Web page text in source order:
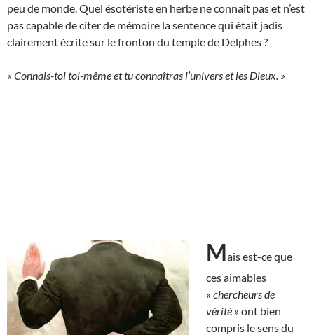
peu de monde. Quel ésotériste en herbe ne connaît pas et n’est
pas capable de citer de mémoire la sentence qui était jadis
clairement écrite sur le fronton du temple de Delphes ?
« Connais-toi toi-même et tu connaîtras l’univers et les Dieux. »
Mais est-ce que
ces aimables
« chercheurs de
vérité » ont bien
compris le sens du